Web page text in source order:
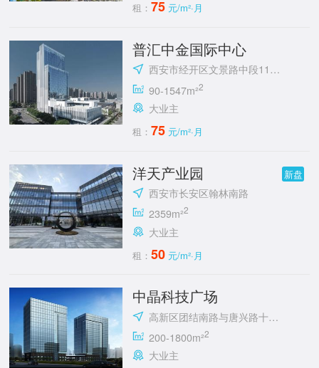
租：75 元/m²·月
普汇中金国际中心
西安市经开区文景路中段118号
90-1547m²2
大业主
租：75 元/m²·月
洋天产业园 新盘
西安市长安区翰林南路
2359m²2
大业主
租：50 元/m²·月
中晶科技广场
高新区团结南路与唐兴路十字东南角
200-1800m²2
大业主